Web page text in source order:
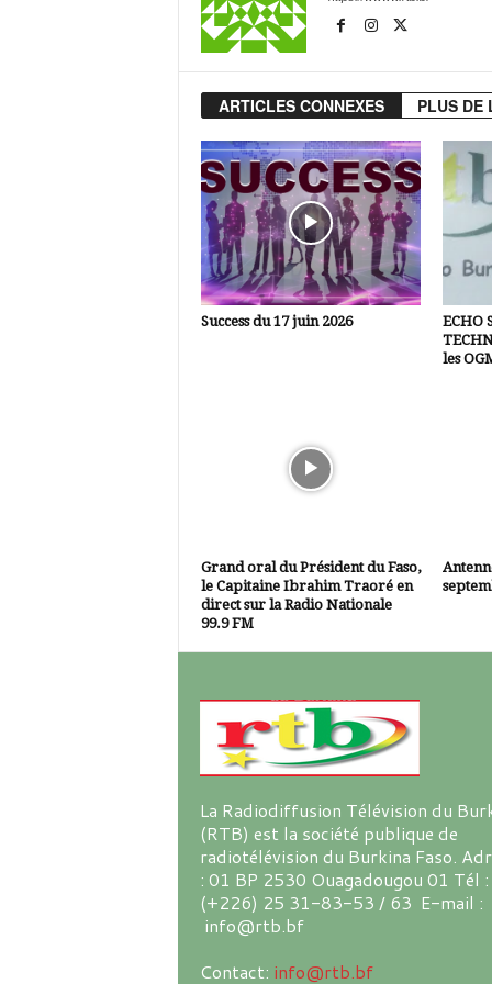
ARTICLES CONNEXES PLUS DE
Success du 17 juin 2026
ECHO
les
Grand oral du Président du Faso,
le Capitaine Ibrahim Traoré en
direct sur la Radio Nationale
99.9 FM
La Radiodiffusion Télévision du
(RTB) est la société publique de
radiotélévision du Burkina Faso.
: 01 BP 2530 Ouagadougou 01 Tél :
(+226) 25 31-83-53 / 63 E-mail :
info@rtb.bf
Contact: info@rtb.bf